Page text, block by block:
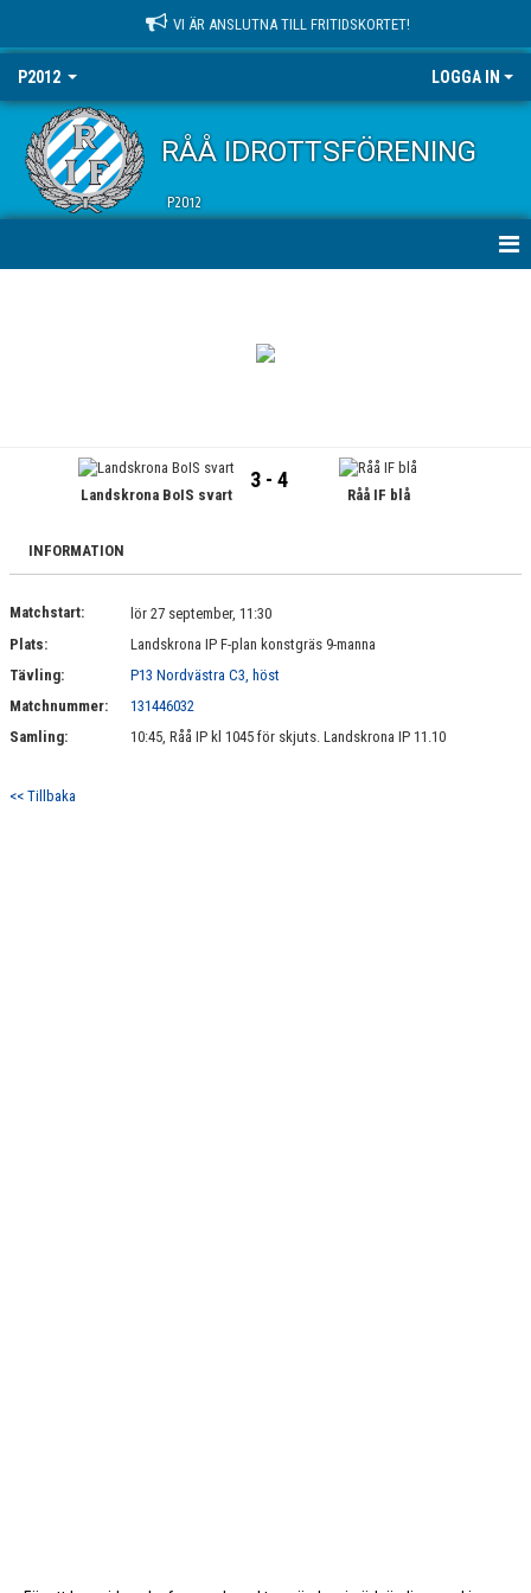
VI ÄR ANSLUTNA TILL FRITIDSKORTET!
P2012 LOGGA IN
RÅÅ IDROTTSFÖRENING
P2012
BILDGALLERI
KONTAKT
Landskrona BoIS svart
3 - 4
Råå IF blå
INFORMATION
Matchstart:
lör 27 september, 11:30
Plats:
Landskrona IP F-plan konstgräs 9-manna
Tävling:
P13 Nordvästra C3, höst
Matchnummer:
131446032
Samling:
10:45, Råå IP kl 1045 för skjuts. Landskrona IP 11.10
<< Tillbaka